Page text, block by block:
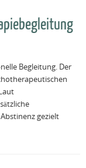
Begleitung. Der
gezielt